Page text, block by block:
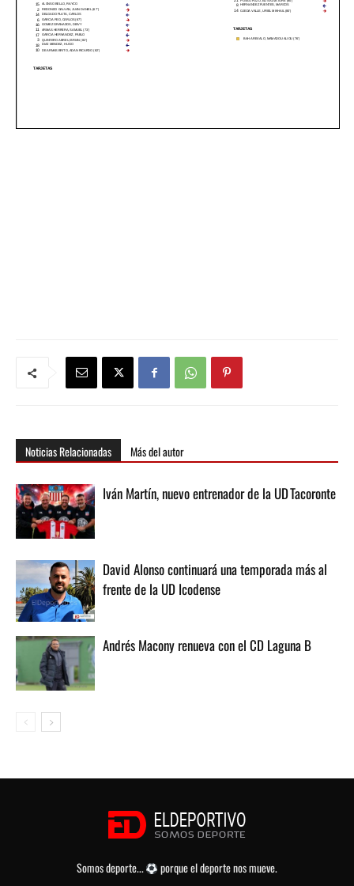
Noticias Relacionadas Más del autor
Iván Martín, nuevo entrenador de la UD Tacoronte
David Alonso continuará una temporada más al
frente de la UD Icodense
Andrés Macony renueva con el CD Laguna B
Somos deporte... porque el deporte nos mueve.